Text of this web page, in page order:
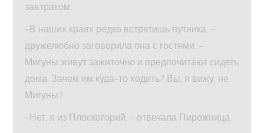
завтраком.
–В наших краях редко встретишь путника, –
дружелюбно заговорила она с гостями. –
Мигуны живут зажиточно и предпочитают сидеть
дома. Зачем им куда-то ходить? Вы, я вижу, не
Мигуны?
–Нет, я из Плоскогорий, – отвечала Пирожница.